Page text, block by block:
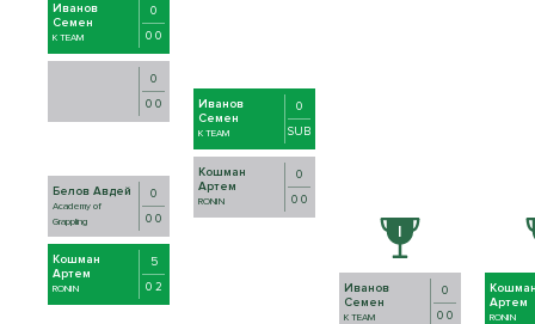
Иванов
Семен
K TEAM
0
0 0
0
0 0
Белов Авдей
Academy of
Grappling
0
0 0
Кошман
Артем
RONIN
5
0 2
Иванов
Семен
K TEAM
0
SUB
Кошман
Артем
RONIN
0
0 0
Иванов
Семен
K TEAM
0
0 0
Артем
RONIN